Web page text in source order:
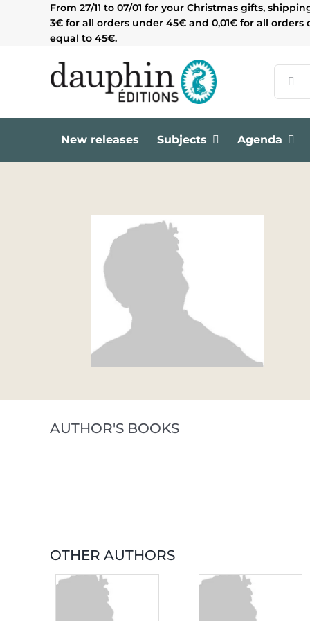
From 27/11 to 07/01 for your Christmas gifts,
3€ for all orders under 45€ and 0,01€ for all orders
equal to 45€.
for:
New releases Subjects Agenda
AUTHOR'S BOOKS
OTHER AUTHORS